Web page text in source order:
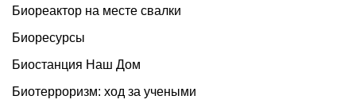
Биореактор на месте свалки
Биоресурсы
Биостанция Наш Дом
Биотерроризм: ход за учеными